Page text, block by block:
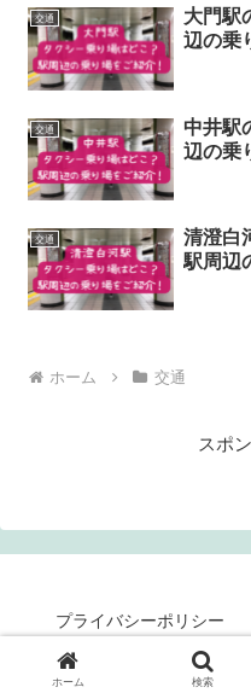
交通
大門駅
辺の乗
交通
中井駅
辺の乗
交通
清澄白
駅周辺
ホーム 交通
スポ
プライバシーポリシー
©
ホーム 検索